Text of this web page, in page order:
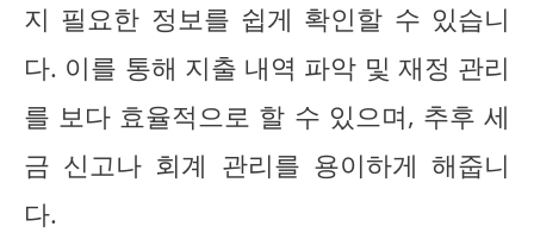
지 필요한 정보를 쉽게 확인할 수 있습니
다. 이를 통해 지출 내역 파악 및 재정 관리
를 보다 효율적으로 할 수 있으며, 추후 세
금 신고나 회계 관리를 용이하게 해줍니
다.